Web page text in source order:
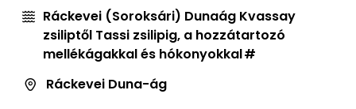
Ráckevei (Soroksári) Dunaág Kvassay
zsiliptől Tassi zsilipig, a hozzátartozó
mellékágakkal és hókonyokkal
Ráckevei Duna-ág